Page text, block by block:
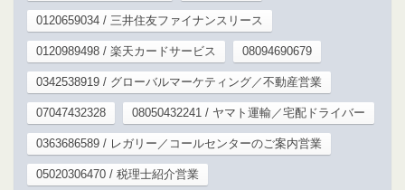
0120659034 / 三井住友ファイナンスリース
0120989498 / 楽天カードサービス 08094690679
0342538919 / グローバルマーケティング／不動産営業
07047432328 08050432241 / ヤマト運輸／宅配ドライバー
0363686589 / レガリー／コールセンターのご案内営業
05020306470 / 税理士紹介営業